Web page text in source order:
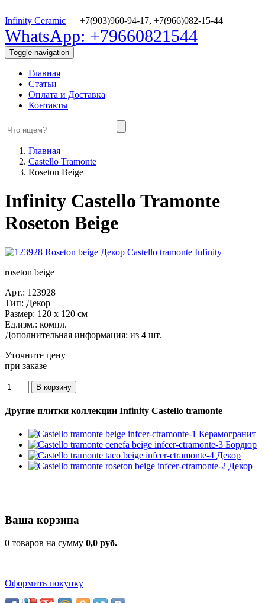
Infinity Ceramic +7(903)960-94-17, +7(966)082-15-44
WhatsApp: +79660821544
Toggle navigation
Главная
Статьи
Оплата и Доставка
Контакты
Главная
Castello Tramonte
Roseton Beige
Infinity Castello Tramonte
Roseton Beige
roseton beige
Арт.: 123928
Тип: Декор
Размер: 120 x 120 см
Ед.изм.: компл.
Дополнительная информация: из 4 шт.
Уточните цену
при заказе
Другие плитки коллекции Infinity Castello tramonte
Ваша корзина
0 товаров на сумму 0,0 руб.
Оформить покупку